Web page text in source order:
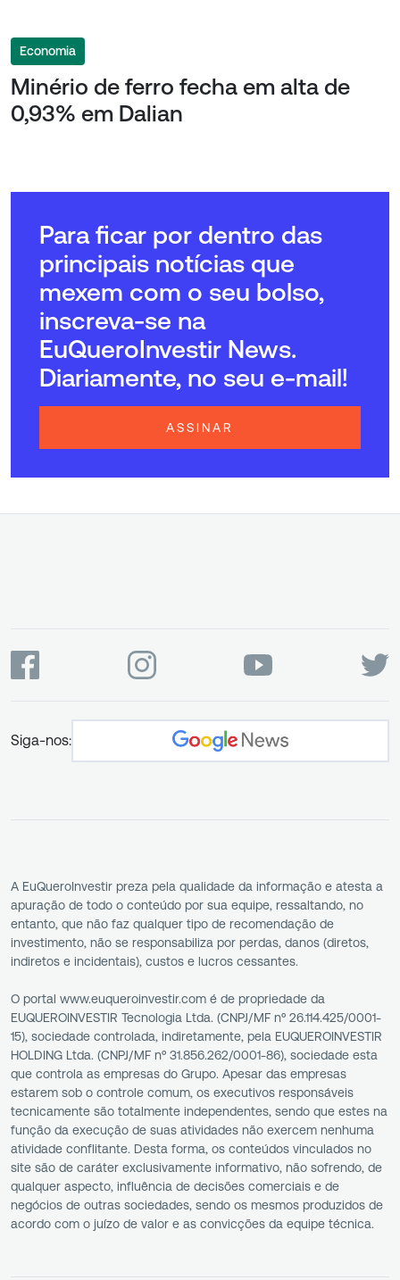
Economia
Minério de ferro fecha em alta de
0,93% em Dalian
Para ficar por dentro das
principais notícias que
mexem com o seu bolso,
inscreva-se na
EuQueroInvestir News.
Diariamente, no seu e-mail!
ASSINAR
Siga-nos:
A EuQueroInvestir preza pela qualidade da informação e atesta a
apuração de todo o conteúdo por sua equipe, ressaltando, no
entanto, que não faz qualquer tipo de recomendação de
investimento, não se responsabiliza por perdas, danos (diretos,
indiretos e incidentais), custos e lucros cessantes.
O portal www.euqueroinvestir.com é de propriedade da
EUQUEROINVESTIR Tecnologia Ltda. (CNPJ/MF nº 26.114.425/0001-
15), sociedade controlada, indiretamente, pela EUQUEROINVESTIR
HOLDING Ltda. (CNPJ/MF nº 31.856.262/0001-86), sociedade esta
que controla as empresas do Grupo. Apesar das empresas
estarem sob o controle comum, os executivos responsáveis
tecnicamente são totalmente independentes, sendo que estes na
função da execução de suas atividades não exercem nenhuma
atividade conflitante. Desta forma, os conteúdos vinculados no
site são de caráter exclusivamente informativo, não sofrendo, de
qualquer aspecto, influência de decisões comerciais e de
negócios de outras sociedades, sendo os mesmos produzidos de
acordo com o juízo de valor e as convicções da equipe técnica.